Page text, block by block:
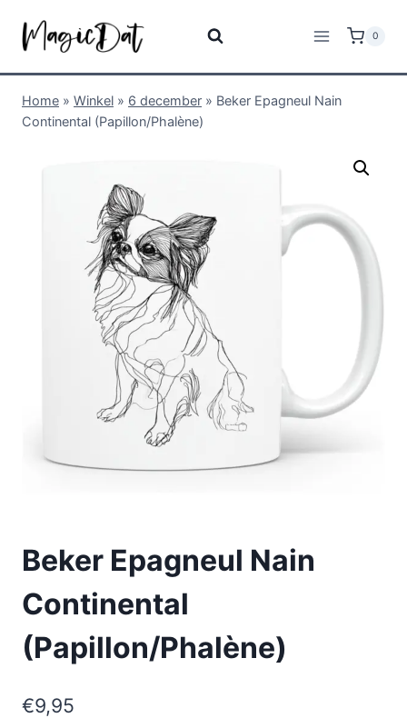
0
Home » Winkel » 6 december » Beker Epagneul Nain
Continental (Papillon/Phalène)
Beker Epagneul Nain
Continental
(Papillon/Phalène)
€9,95